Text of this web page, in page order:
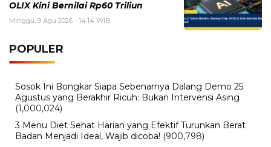
OLIX Kini Bernilai Rp60 Triliun
Minggu, 9 Agu 2026 - 14:14 WIB
POPULER
Sosok Ini Bongkar Siapa Sebenarnya Dalang Demo 25
Agustus yang Berakhir Ricuh: Bukan Intervensi Asing
(1,000,024)
3 Menu Diet Sehat Harian yang Efektif Turunkan Berat
Badan Menjadi Ideal, Wajib dicoba! (900,798)